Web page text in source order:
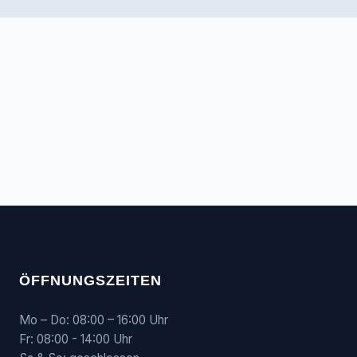
ÖFFNUNGSZEITEN
Mo – Do: 08:00 – 16:00 Uhr
Fr: 08:00 - 14:00 Uhr